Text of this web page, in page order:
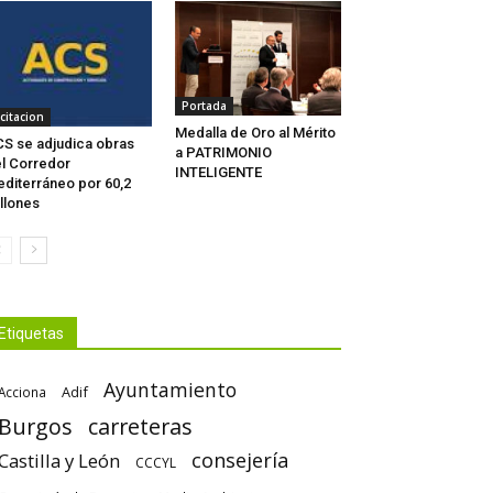
se adjudica obras
Corredor
por 60,2
Portada
Medalla de Oro al Mérito
a PATRIMONIO
INTELIGENTE
Etiquetas
Adif Ayuntamiento
Burgos carreteras
y León CCCYL consejería